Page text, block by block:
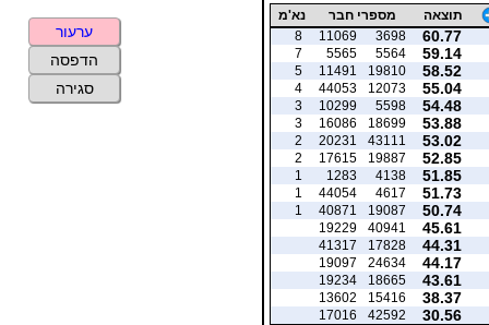
תוצאה מספרי חבר נא'מ
60.77
3698
11069
8
59.14
5564
5565
7
58.52
19810
11491
5
55.04
12073
44053
4
54.48
5598
10299
3
53.88
18699
16086
3
53.02
43111
20231
2
52.85
19887
17615
2
51.85
4138
1283
1
51.73
4617
44054
1
50.74
19087
40871
1
45.61
40941
19229
44.31
17828
41317
44.17
24634
19097
43.61
18665
19234
38.37
15416
13602
30.56
42592
17016
ערעור
הדפסה
סגירה